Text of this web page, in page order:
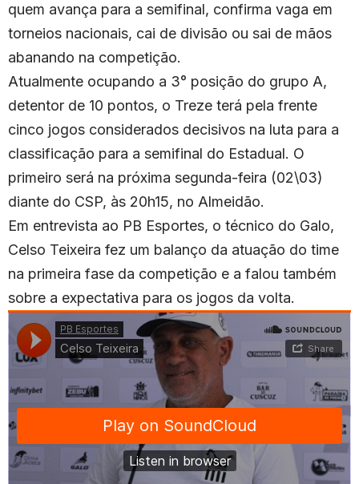
quem avança para a semifinal, confirma vaga em
torneios nacionais, cai de divisão ou sai de mãos
abanando na competição.
Atualmente ocupando a 3° posição do grupo A,
detentor de 10 pontos, o Treze terá pela frente
cinco jogos considerados decisivos na luta para a
classificação para a semifinal do Estadual. O
primeiro será na próxima segunda-feira (02\03)
diante do CSP, às 20h15, no Almeidão.
Em entrevista ao PB Esportes, o técnico do Galo,
Celso Teixeira fez um balanço da atuação do time
na primeira fase da competição e a falou também
sobre a expectativa para os jogos da volta.